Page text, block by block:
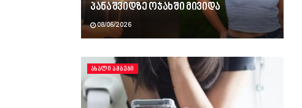
პანაშვიდზე ოჯახში მივიდა
08/06/2026
ᲐᲮᲐᲚᲘ ᲐᲛᲑᲔᲑᲘ